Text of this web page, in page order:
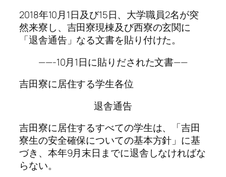
2018年10月1日及び15日、大学職員2名が突
然来寮し、吉田寮現棟及び西寮の玄関に
「退舎通告」なる文書を貼り付けた。
——-10月1日に貼りだされた文書——
吉田寮に居住する学生各位
退舎通告
吉田寮に居住するすべての学生は、「吉田
寮生の安全確保についての基本方針」に基
づき、本年9月末日までに退舎しなければな
らない。